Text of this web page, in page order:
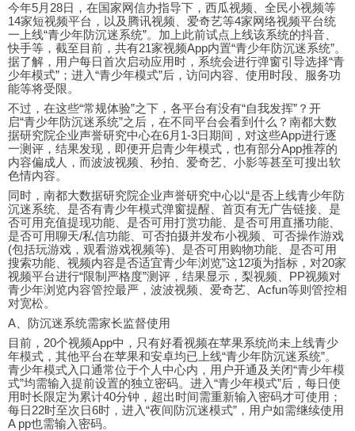
今年5月28日，在国家网信办指导下，西瓜视频、全民小视频等
14家短视频平台，以及腾讯视频、爱奇艺等4家网络视频平台统
一上线“青少年防沉迷系统”。加上此前试点上线该系统的抖音、
快手等，截至目前，共有21家视频App内置“青少年防沉迷系统”。
据了解，用户每日首次启动应用时，系统会进行弹窗引导选择“青
少年模式”；进入“青少年模式”后，访问内容、使用时段、服务功
能等将受限。
不过，在这些“常规体验”之下，各平台有没有“自我发挥”？开
启“青少年防沉迷系统”之后，在不同平台会看到什么？南都大数
据研究院企业声誉研究中心在6月1-3日期间，对这些App进行逐
一测评，结果发现，即便开启青少年模式，也有部分App推荐的
内容偏成人，而波波视频、秒拍、爱奇艺、小影等甚至可搜出软
色情内容。
同时，南都大数据研究院企业声誉研究中心以“是否上线青少年防
沉迷系统、是否有青少年模式弹窗提醒、首页有无广告链接、是
否可用充值提现功能、是否可用打赏功能、是否可用直播功能、
是否可用聊天/私信功能、可否拍摄并发布小视频、可否操作游戏
(包括玩游戏，观看游戏视频等)、是否可用购物功能、是否可用
搜索功能、视频内容是否适宜青少年浏览”这12项为指标，对20家
视频平台进行“限制严格度”测评，结果显示，梨视频、PP视频对
青少年浏览内容管控最严，波波视频、爱奇艺、Acfun等则管控相
对宽松。
A、防沉迷系统需家长监督使用
目前，20个视频App中，只有好看视频在苹果系统尚未上线青少
年模式，其他平台在苹果和安卓均已上线“青少年防沉迷系统”。
青少年模式入口通常位于个人中心内，用户开通及关闭“青少年模
式”均需输入提前设置的独立密码。进入“青少年模式”后，每日使
用时长限定为累计40分钟，超出时间需重新输入密码才可使用；
每日22时至次日6时，进入“夜间防沉迷模式”，用户如需继续使用
A pp也需输入密码。